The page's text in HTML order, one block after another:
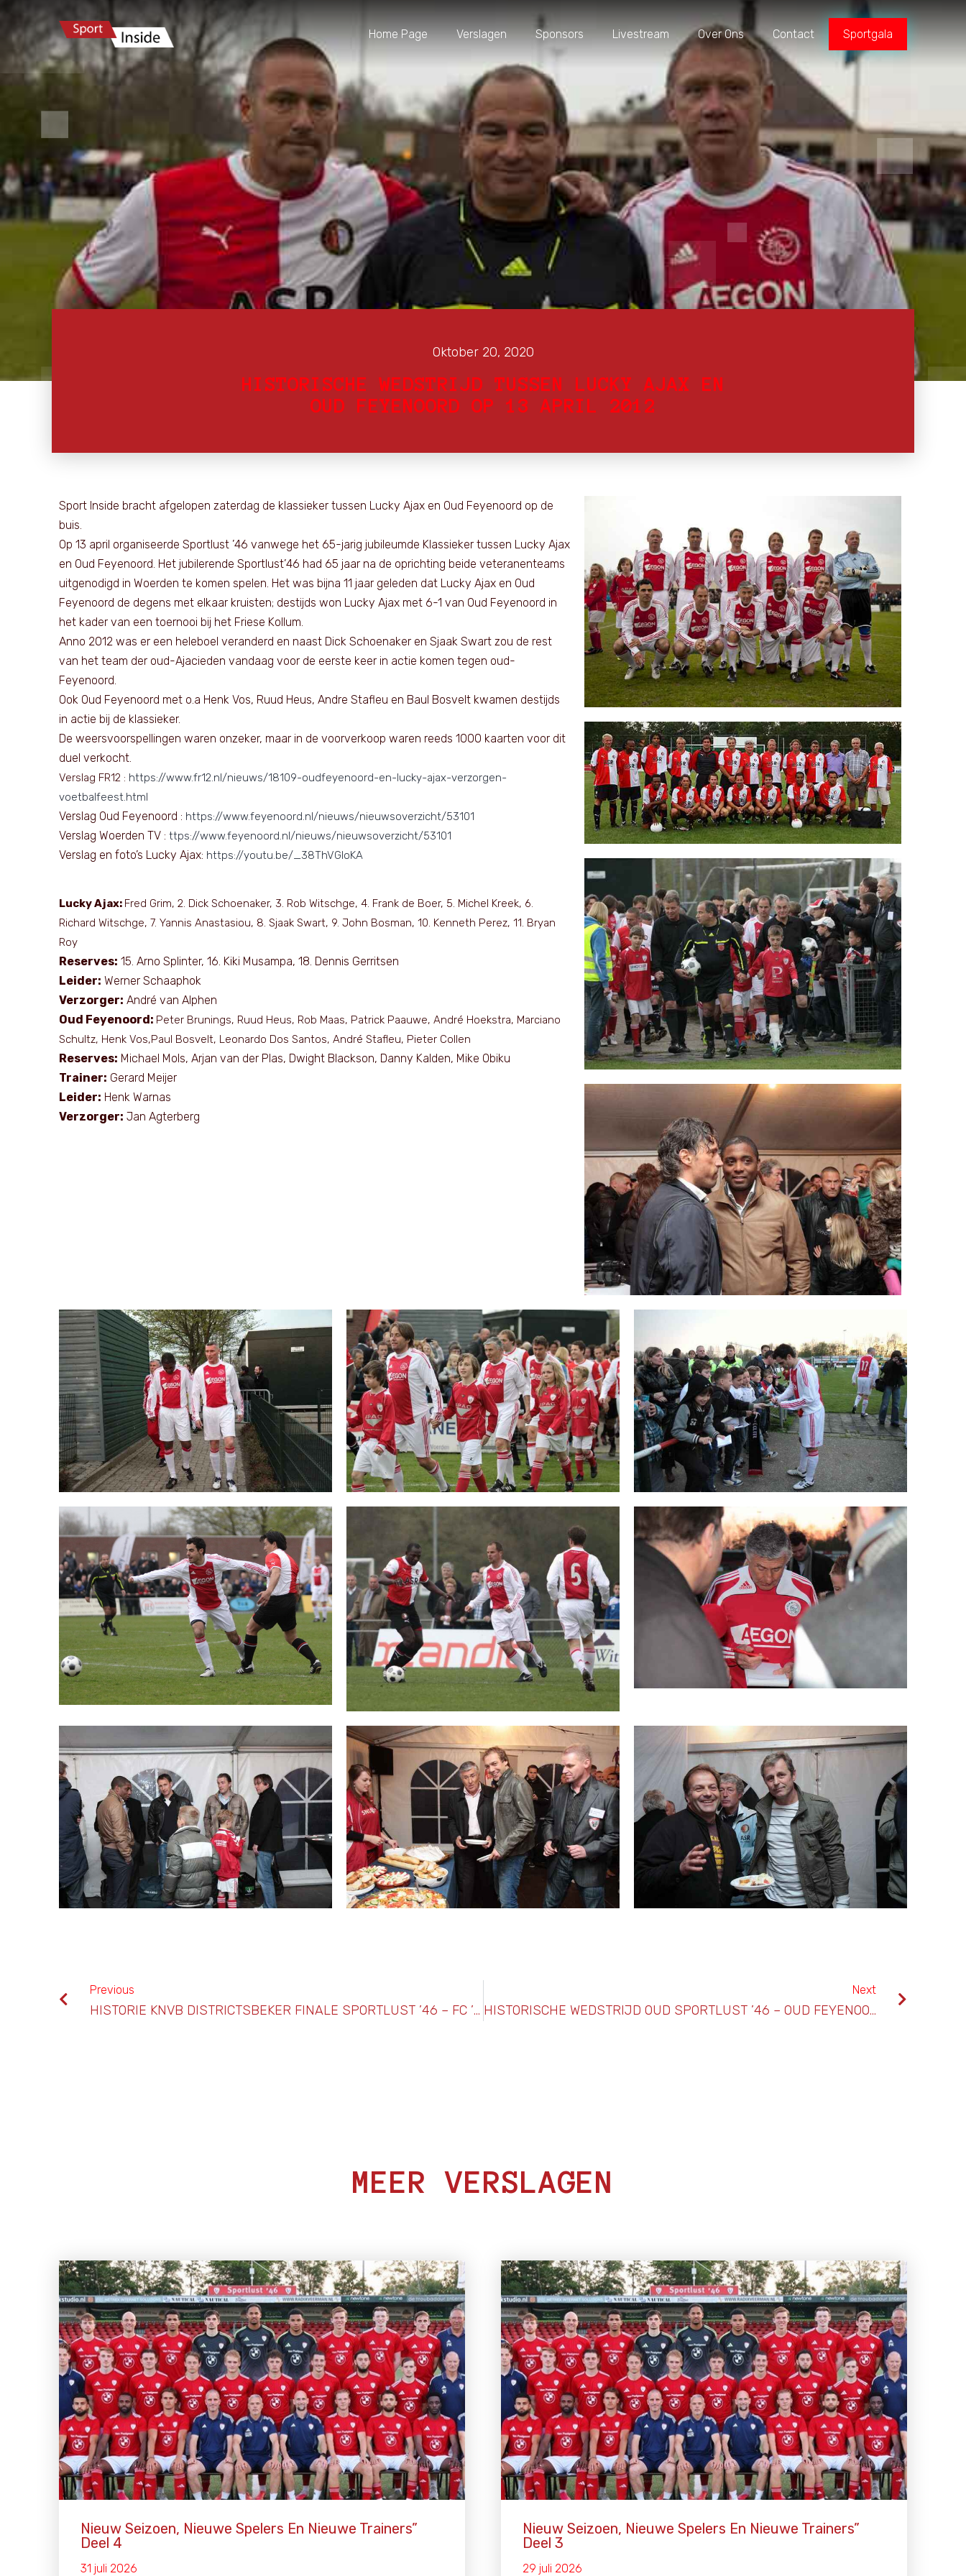
Home Page Verslagen Sponsors Livestream Over Ons Contact Sportgala
Oktober 20, 2020
HISTORISCHE WEDSTRIJD TUSSEN LUCKY AJAX EN
OUD FEYENOORD OP 13 APRIL 2012
Sport Inside bracht afgelopen zaterdag de klassieker tussen Lucky Ajax en Oud Feyenoord op de
buis.
Op 13 april organiseerde Sportlust ’46 vanwege het 65-jarig jubileumde Klassieker tussen Lucky Ajax
en Oud Feyenoord. Het jubilerende Sportlust’46 had 65 jaar na de oprichting beide veteranenteams
uitgenodigd in Woerden te komen spelen. Het was bijna 11 jaar geleden dat Lucky Ajax en Oud
Feyenoord de degens met elkaar kruisten; destijds won Lucky Ajax met 6-1 van Oud Feyenoord in
het kader van een toernooi bij het Friese Kollum.
Anno 2012 was er een heleboel veranderd en naast Dick Schoenaker en Sjaak Swart zou de rest
van het team der oud-Ajacieden vandaag voor de eerste keer in actie komen tegen oud-
Feyenoord.
Ook Oud Feyenoord met o.a Henk Vos, Ruud Heus, Andre Stafleu en Baul Bosvelt kwamen destijds
in actie bij de klassieker.
De weersvoorspellingen waren onzeker, maar in de voorverkoop waren reeds 1000 kaarten voor dit
duel verkocht.
Verslag FR12 : https://www.fr12.nl/nieuws/18109-oudfeyenoord-en-lucky-ajax-verzorgen-
voetbalfeest.html
Verslag Oud Feyenoord : https://www.feyenoord.nl/nieuws/nieuwsoverzicht/53101
Verslag Woerden TV : ttps://www.feyenoord.nl/nieuws/nieuwsoverzicht/53101
Verslag en foto’s Lucky Ajax: https://youtu.be/_38ThVGIoKA
Lucky Ajax: Fred Grim, 2. Dick Schoenaker, 3. Rob Witschge, 4. Frank de Boer, 5. Michel Kreek, 6.
Richard Witschge, 7. Yannis Anastasiou, 8. Sjaak Swart, 9. John Bosman, 10. Kenneth Perez, 11. Bryan
Roy
Reserves: 15. Arno Splinter, 16. Kiki Musampa, 18. Dennis Gerritsen
Leider: Werner Schaaphok
Verzorger: André van Alphen
Oud Feyenoord: Peter Brunings, Ruud Heus, Rob Maas, Patrick Paauwe, André Hoekstra, Marciano
Schultz, Henk Vos,Paul Bosvelt, Leonardo Dos Santos, André Stafleu, Pieter Collen
Reserves: Michael Mols, Arjan van der Plas, Dwight Blackson, Danny Kalden, Mike Obiku
Trainer: Gerard Meijer
Leider: Henk Warnas
Verzorger: Jan Agterberg
Previous
HISTORIE KNVB DISTRICTSBEKER FINALE SPORTLUST ’46 – FC ’S-GRAVENZANDE
Next
HISTORISCHE WEDSTRIJD OUD SPORTLUST ’46 – OUD FEYENOORD 7 MEI 2009.
MEER VERSLAGEN
Nieuw Seizoen, Nieuwe Spelers En Nieuwe Trainers”
Deel 4
31 juli 2026
Nieuw Seizoen, Nieuwe Spelers En Nieuwe Trainers”
Deel 3
29 juli 2026